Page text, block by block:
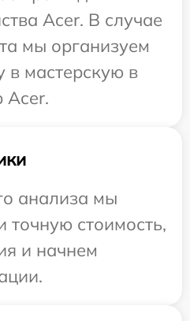
Acer. В случае
мы организуем
в мастерскую в
Acer.
анализа мы
точную стоимость,
и начнем